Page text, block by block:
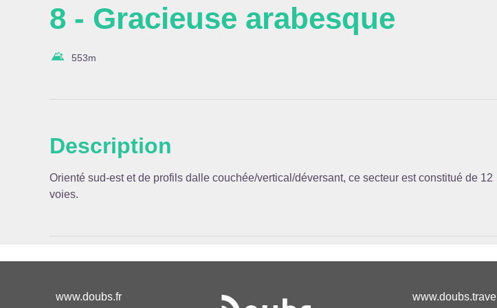
8 - Gracieuse arabesque
553m
Description
Orienté sud-est et de profils dalle couchée/vertical/déversant, ce secteur est constitué de 12
voies.
www.doubs.fr www.doubs.travel